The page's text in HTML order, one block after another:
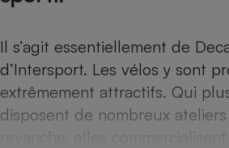
Il s’agit essentiellement de
d’Intersport. Les vélos y sont
extrêmement attractifs. Qui
disposent de nombreux
revanche, elles commercialisent